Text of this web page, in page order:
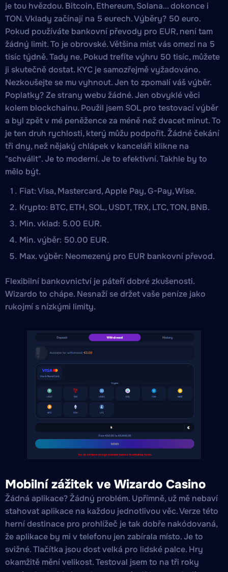
je tou hvězdou. Bitcoin, Ethereum, Solana... dokonce i
TON. Vklady začínají na 5 eurech. Výběry? 50 euro.
Pokud používáte bankovní převody pro EUR, není tam
žádný limit. To je obrovské. Většina míst vás omezí na 5
tisíc týdně. Tady ne. Pokud trefíte výhru 50 tisíc, můžete
ji skutečně dostat. KYC je samozřejmě vyžadováno.
Nezkoušejte se mu vyhnout. Jen to zpomalí váš výběr.
Poplatky? Ze strany webu žádné. Jen obvyklé věci
kolem blockchainu. Použil jsem SOL pro testovací výběr
a byl zpět v mé peněžence za méně než dvacet minut. To
je ten druh rychlosti, který můžu podpořit. Žádné čekání
tři dny, než nějaký chlápek v kanceláři klikne na
"schválit". Je to moderní. Je to efektivní. Takhle by to
mělo být.
Fiat: Visa, Mastercard, Apple Pay, G-Pay, Wise.
Krypto: BTC, ETH, SOL, USDT, TRX, LTC, TON, BNB.
Min. vklad: 5.00 EUR.
Min. výběr: 50.00 EUR.
Max. výběr: Neomezený pro EUR bankovní převod.
Flexibilní bankovnictví je páteří dobré zkušenosti.
Wizardo to chápe. Nesnaží se držet vaše peníze jako
rukojmí s nízkými limity.
Mobilní zážitek ve Wizardo Casino
Žádná aplikace? Žádný problém. Upřímně, už mě nebaví
stahovat aplikace na každou jednotlivou věc. Verze této
herní destinace pro prohlížeč je tak dobře nakódovaná,
že aplikace by mi v telefonu jen zabírala místo. Je to
svižné. Tlačítka jsou dost velká pro lidské palce. Hry
okamžitě mění velikost. Testoval jsem to na tři roky